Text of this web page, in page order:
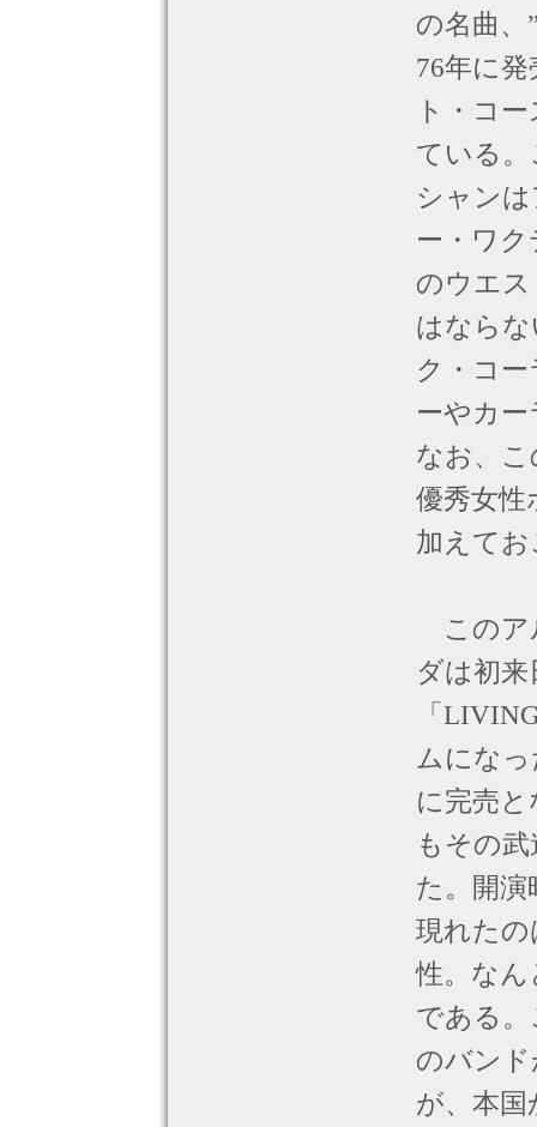
の名曲、
76年に
ト・コ
ている
シャン
ー・ワ
のウエ
はなら
ク・コ
ーやカ
なお、
優秀女性
加えて
このア
ダは初
「
ムにな
に完売
もその
た。開
現れたの
性。な
である
のバン
が、本